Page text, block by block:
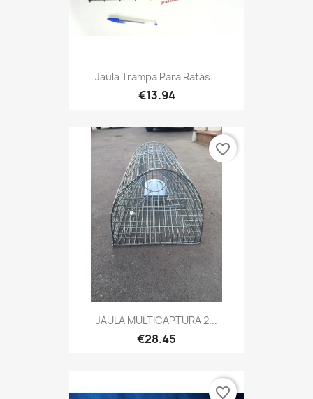
Jaula Trampa Para Ratas...
€13.94
JAULA MULTICAPTURA 2...
€28.45
favorite_border
favorite_border